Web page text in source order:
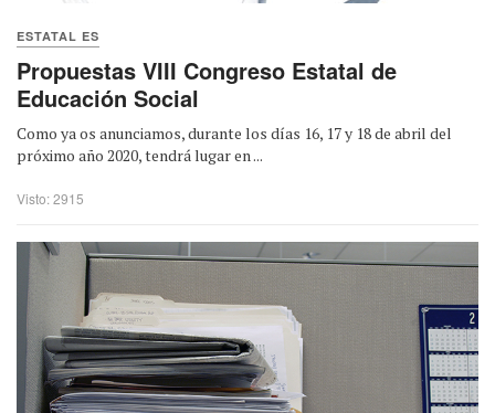
ESTATAL ES
Propuestas VIII Congreso Estatal de
Educación Social
Como ya os anunciamos, durante los días 16, 17 y 18 de abril del
próximo año 2020, tendrá lugar en ...
Visto: 2915